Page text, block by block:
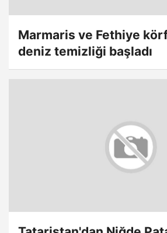
Marmaris ve Fethiye
deniz temizliği başladı